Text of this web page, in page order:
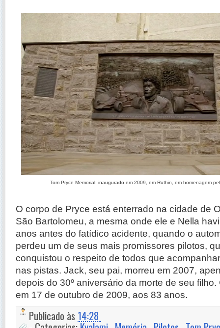
Tom Pryce Memorial, inaugurado em 2009, em Ruthin, em homenagem
O corpo de Pryce está enterrado na cidade de
São Bartolomeu, a mesma onde ele e Nella
anos antes do fatídico acidente, quando o
perdeu um de seus mais promissores pilotos,
conquistou o respeito de todos que
nas pistas. Jack, seu pai, morreu em 2007,
depois do 30º aniversário da morte de seu
em 17 de outubro de 2009, aos 83 anos.
Publicado às14:28